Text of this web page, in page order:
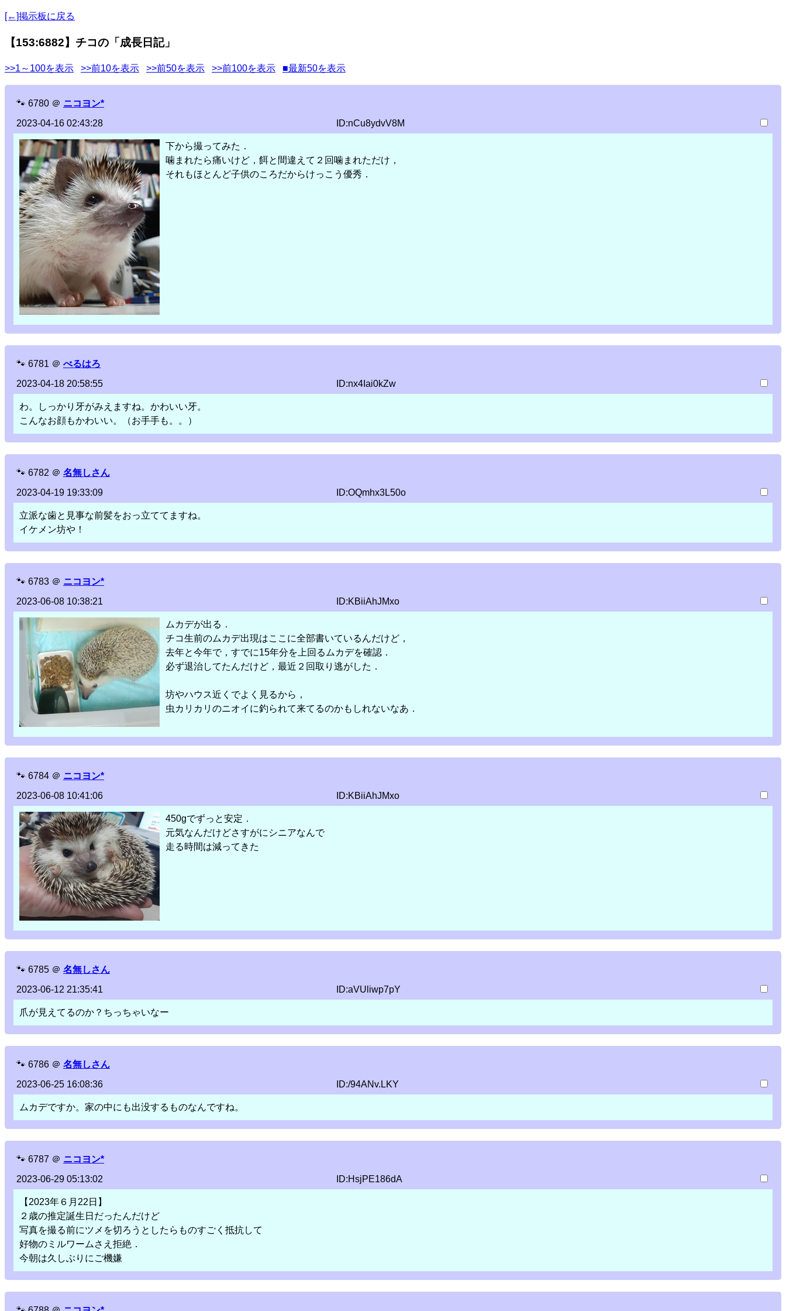
[←]掲示板に戻る
【153:6882】チコの「成長日記」
>>1～100を表示 >>前10を表示 >>前50を表示 >>前100を表示 ■最新50を表示
🐾 6780 ＠ ニコヨン*
2023-04-16 02:43:28
ID:nCu8ydvV8M
下から撮ってみた．
噛まれたら痛いけど，餌と間違えて２回噛まれただけ，
それもほとんど子供のころだからけっこう優秀．
🐾 6781 ＠ べるはろ
2023-04-18 20:58:55
ID:nx4Iai0kZw
わ。しっかり牙がみえますね。かわいい牙。
こんなお顔もかわいい。（お手手も。。）
🐾 6782 ＠ 名無しさん
2023-04-19 19:33:09
ID:OQmhx3L50o
立派な歯と見事な前髪をおっ立ててますね。
イケメン坊や！
🐾 6783 ＠ ニコヨン*
2023-06-08 10:38:21
ID:KBiiAhJMxo
ムカデが出る．
チコ生前のムカデ出現はここに全部書いているんだけど，
去年と今年で，すでに15年分を上回るムカデを確認．
必ず退治してたんだけど，最近２回取り逃がした．
坊やハウス近くでよく見るから，
虫カリカリのニオイに釣られて来てるのかもしれないなあ．
🐾 6784 ＠ ニコヨン*
2023-06-08 10:41:06
ID:KBiiAhJMxo
450gでずっと安定．
元気なんだけどさすがにシニアなんで
走る時間は減ってきた
🐾 6785 ＠ 名無しさん
2023-06-12 21:35:41
ID:aVUliwp7pY
爪が見えてるのか？ちっちゃいなー
🐾 6786 ＠ 名無しさん
2023-06-25 16:08:36
ID:/94ANv.LKY
ムカデですか。家の中にも出没するものなんですね。
🐾 6787 ＠ ニコヨン*
2023-06-29 05:13:02
ID:HsjPE186dA
【2023年６月22日】
２歳の推定誕生日だったんだけど
写真を撮る前にツメを切ろうとしたらものすごく抵抗して
好物のミルワームさえ拒絶．
今朝は久しぶりにご機嫌